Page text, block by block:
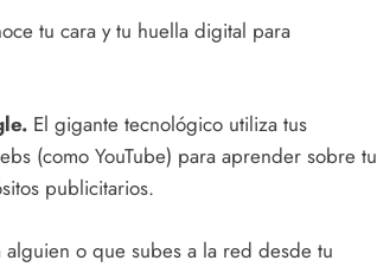
tu cara y tu huella digital para
El gigante tecnológico utiliza tus
(como YouTube) para aprender sobre tu
publicitarios.
alguien o que subes a la red desde tu